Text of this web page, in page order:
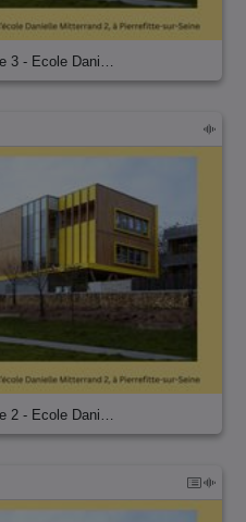
3 - Ecole Dani…
2 - Ecole Dani…